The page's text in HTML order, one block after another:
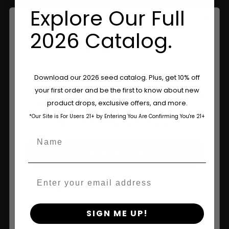
Tienda UE
Are You Aged 18 Or Over?
The content and products of our website is reserved for
those of legal age.Please see Terms & Conditions.
age_gapI accept cookie settings and privacy policy
By clicking AGREE & ENTER, you confirm you are 18
Explore Our Full
2026 Catalog.
Download our 2026 seed catalog. Plus, get 10% off
your first order and be the first to know about new
product drops, exclusive offers, and more.
*Our Site is For Users 21+ by Entering You Are Confirming You're 21+
SIGN ME UP!